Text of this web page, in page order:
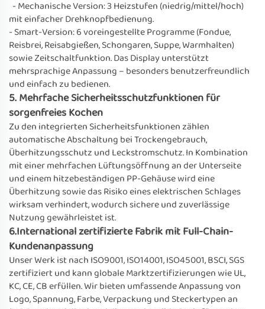
- Mechanische Version: 3 Heizstufen (niedrig/mittel/hoch)
mit einfacher Drehknopfbedienung.
- Smart-Version: 6 voreingestellte Programme (Fondue,
Reisbrei, Reisabgießen, Schongaren, Suppe, Warmhalten)
sowie Zeitschaltfunktion. Das Display unterstützt
mehrsprachige Anpassung – besonders benutzerfreundlich
und einfach zu bedienen.
5. Mehrfache Sicherheitsschutzfunktionen für
sorgenfreies Kochen
Zu den integrierten Sicherheitsfunktionen zählen
automatische Abschaltung bei Trockengebrauch,
Überhitzungsschutz und Leckstromschutz. In Kombination
mit einer mehrfachen Lüftungsöffnung an der Unterseite
und einem hitzebeständigen PP-Gehäuse wird eine
Überhitzung sowie das Risiko eines elektrischen Schlages
wirksam verhindert, wodurch sichere und zuverlässige
Nutzung gewährleistet ist.
6.International zertifizierte Fabrik mit Full-Chain-
Kundenanpassung
Unser Werk ist nach ISO9001, ISO14001, ISO45001, BSCI, SGS
zertifiziert und kann globale Marktzertifizierungen wie UL,
KC, CE, CB erfüllen. Wir bieten umfassende Anpassung von
Logo, Spannung, Farbe, Verpackung und Steckertypen an